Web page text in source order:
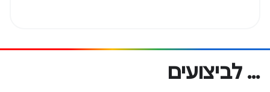
… לביצועים